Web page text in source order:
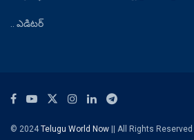
.. ఎడిటర్
© 2024Telugu World Now || All Rights Reserved